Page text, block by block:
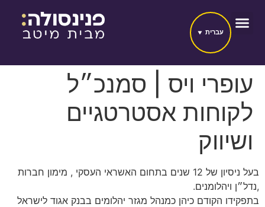
עברית
עופרי ויס | סמנכ״ל
לקוחות אסטרטגיים
ושיווק
בעל ניסיון של 12 שנים בתחום האשראי העסקי , מימון חברות
,נדל״ן ויהלומנים.
בתפקידו הקודם כיהן כמנהל מגזר יהלומים בבנק אגוד לישראל